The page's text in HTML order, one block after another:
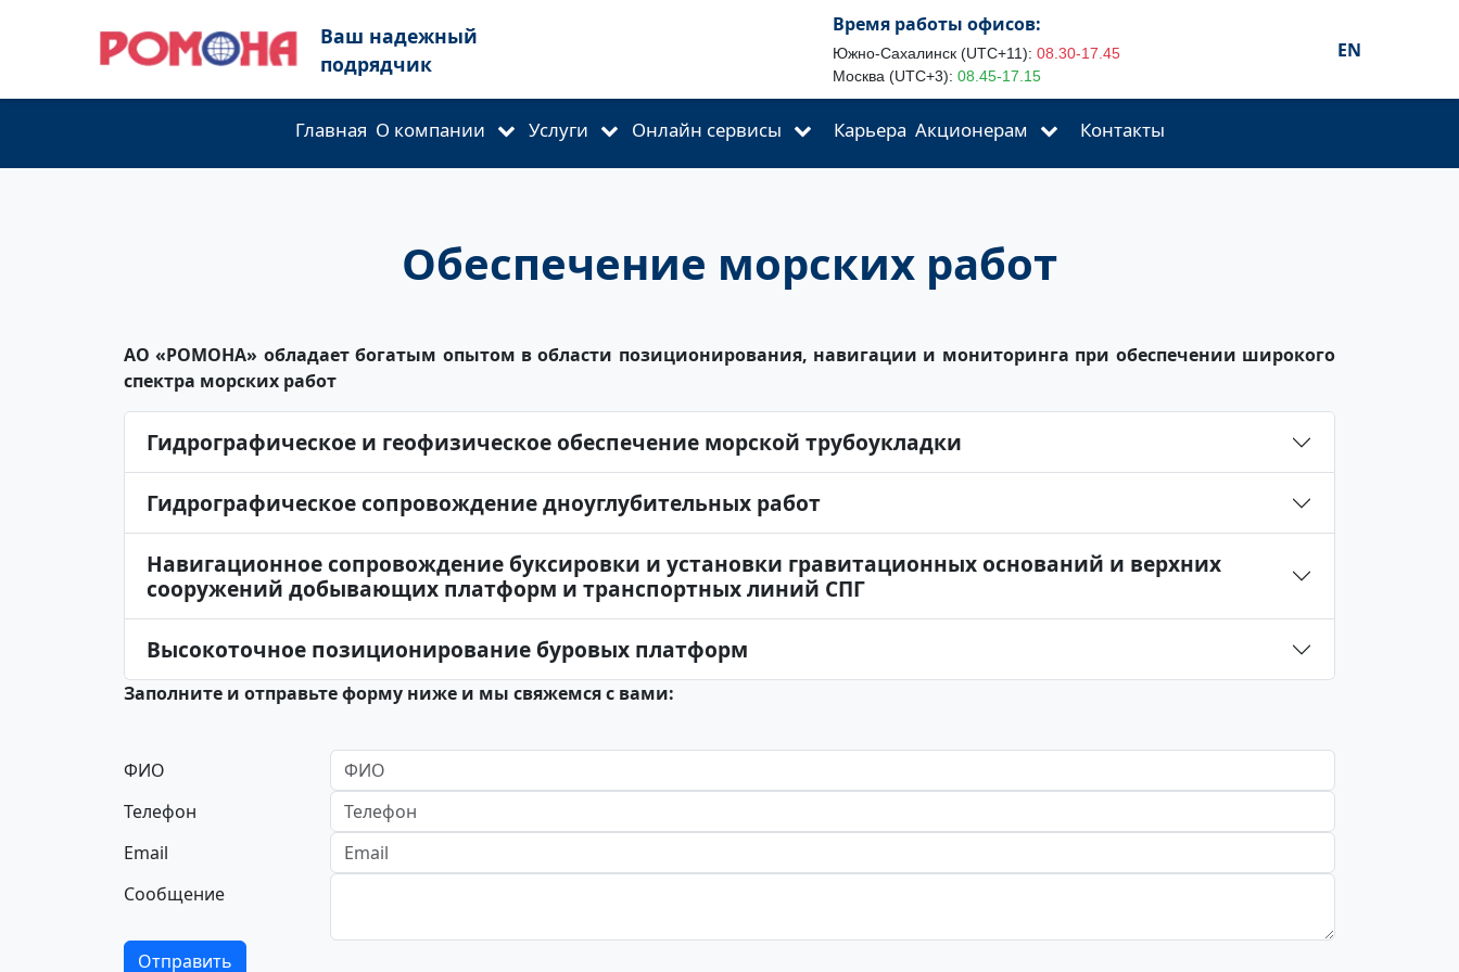
Ваш надежный
подрядчик
Время работы офисов:
Южно-Сахалинск (UTC+11): 08.30-17.45
Москва (UTC+3): 08.45-17.15
EN
Главная О компании Услуги Онлайн сервисы Карьера Акционерам Контакты
Обеспечение морских работ
АО «РОМОНА» обладает богатым опытом в области позиционирования, навигации и мониторинга при обеспечении широкого
спектра морских работ
Гидрографическое и геофизическое обеспечение морской трубоукладки
Гидрографическое сопровождение дноуглубительных работ
Навигационное сопровождение буксировки и установки гравитационных оснований и верхних
сооружений добывающих платформ и транспортных линий СПГ
Высокоточное позиционирование буровых платформ
Заполните и отправьте форму ниже и мы свяжемся с вами:
ФИО
Телефон
Email
Сообщение
Отправить